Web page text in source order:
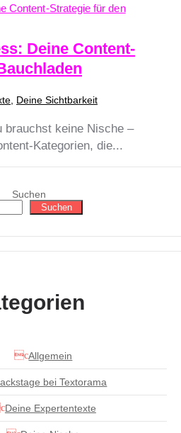
Deine Content-
Deine Sichtbarkeit
brauchst keine Nische –
Kategorien, die...
Suchen
Suchen
Allgemein
bei Textorama
Deine Expertentexte